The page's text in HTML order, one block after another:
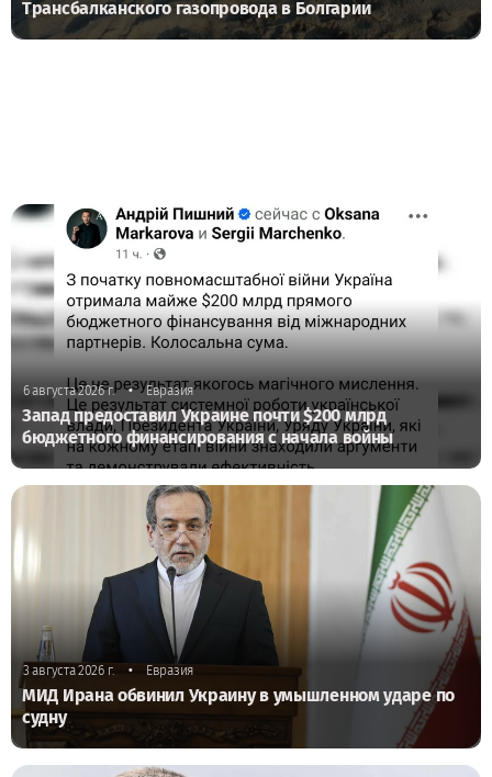
Трансбалканского газопровода в Болгарии
6 августа 2026 г. • Евразия
Запад предоставил Украине почти $200 млрд
бюджетного финансирования с начала войны
3 августа 2026 г. • Евразия
МИД Ирана обвинил Украину в умышленном ударе по
судну